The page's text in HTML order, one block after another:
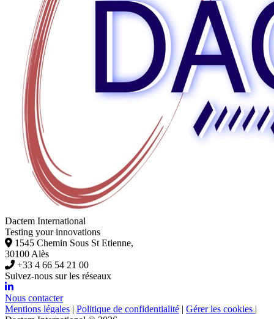
Dactem International
Testing your innovations
1545 Chemin Sous St Etienne,
30100 Alès
+33 4 66 54 21 00
Suivez-nous sur les réseaux
Nous contacter
Mentions légales
Politique de confidentialité Gérer les cookies